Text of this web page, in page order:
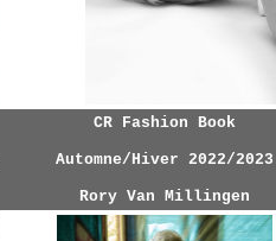
CR Fashion Book
Automne/Hiver 2022/2023
Rory Van Millingen